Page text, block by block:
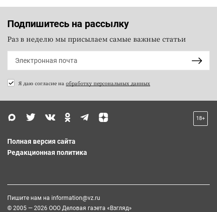
Подпишитесь на рассылку
Раз в неделю мы присылаем самые важные статьи
Я даю согласие на обработку персональных данных
18+
Полная версия сайта
Редакционная политика
Пишите нам на information@vz.ru
© 2005 — 2026 ООО Деловая газета «Взгляд»